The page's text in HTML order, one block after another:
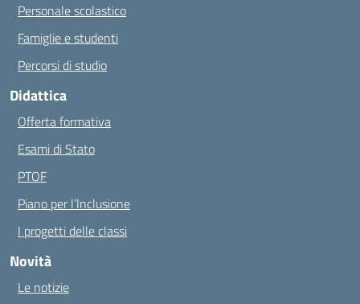
Personale scolastico
Famiglie e studenti
Percorsi di studio
Didattica
Offerta formativa
Esami di Stato
PTOF
Piano per l’Inclusione
I progetti delle classi
Novità
Le notizie